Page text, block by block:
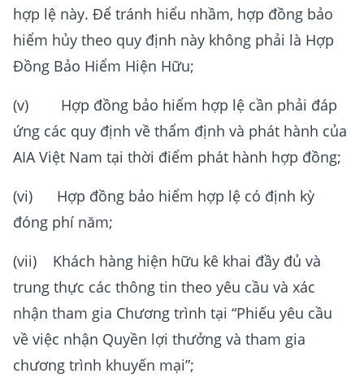
hợp lệ này. Để tránh hiểu nhầm, hợp đồng bảo
hiểm hủy theo quy định này không phải là Hợp
Đồng Bảo Hiểm Hiện Hữu;
(v) Hợp đồng bảo hiểm hợp lệ cần phải đáp
ứng các quy định về thẩm định và phát hành của
AIA Việt Nam tại thời điểm phát hành hợp đồng;
(vi) Hợp đồng bảo hiểm hợp lệ có định kỳ
đóng phí năm;
(vii) Khách hàng hiện hữu kê khai đầy đủ và
trung thực các thông tin theo yêu cầu và xác
nhận tham gia Chương trình tại “Phiếu yêu cầu
về việc nhận Quyền lợi thưởng và tham gia
chương trình khuyến mại”;